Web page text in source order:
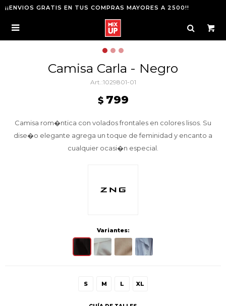
¡¡ENVIOS GRATIS EN TUS COMPRAS MAYORES A 2500!!

Camisa Carla - Negro
1029801-01
$ 799
Camisa rom�ntica con volados frontales en colores lisos. Su
dise�o elegante agrega un toque de feminidad y encanto a
cualquier ocasi�n especial.
Variantes:
S M L XL